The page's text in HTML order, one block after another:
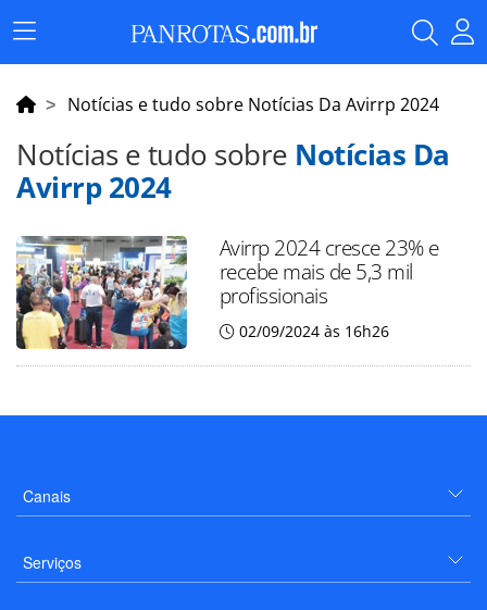
Menu
Principal
Notícias e tudo sobre Notícias Da Avirrp 2024
Notícias e tudo sobre Notícias Da
Avirrp 2024
Avirrp 2024 cresce 23% e
recebe mais de 5,3 mil
profissionais
02/09/2024 às 16h26
Canais
Serviços